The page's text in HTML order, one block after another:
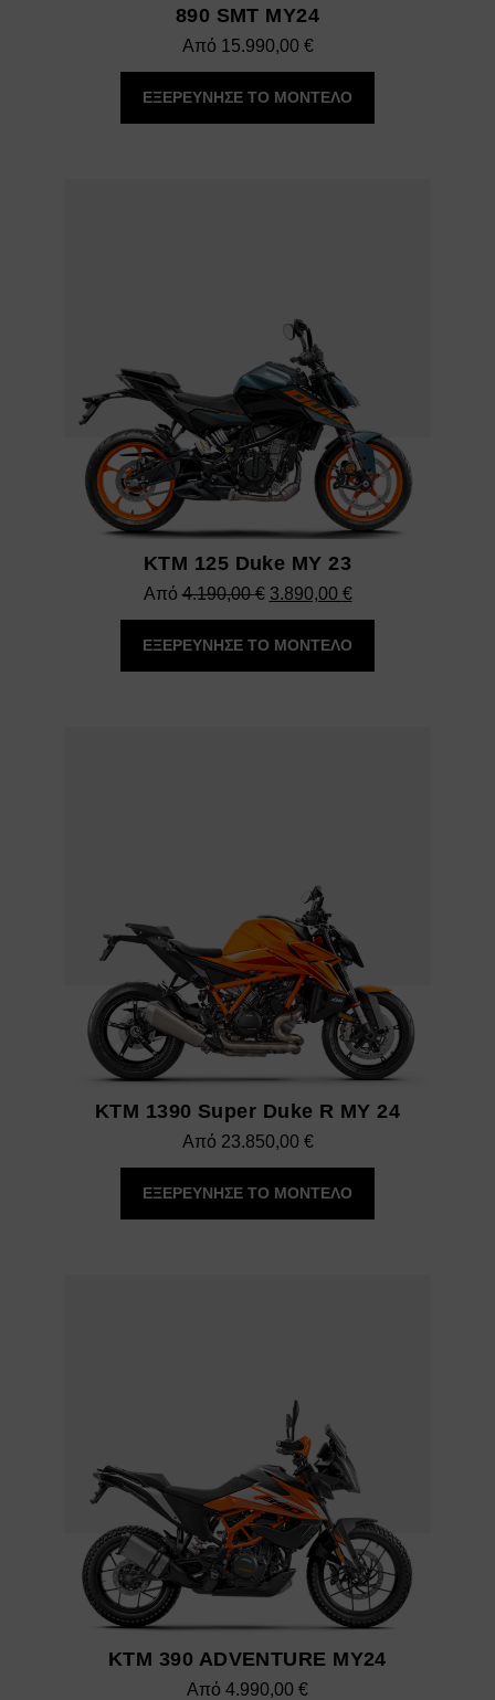
890 SMT MY24
Από 15.990,00 €
ΕΞΕΡΕΥΝΗΣΕ ΤΟ ΜΟΝΤΕΛΟ
KTM 125 Duke MY 23
Από4.190,00€ Original
price
was:
3.890,00 €Η
τρέχουσα
τιμή
ΕΞΕΡΕΥΝΗΣΕ ΤΟ ΜΟΝΤΕΛΟ
KTM 1390 Super Duke R MY 24
Από 23.850,00 €
ΕΞΕΡΕΥΝΗΣΕ ΤΟ ΜΟΝΤΕΛΟ
KTM 390 ADVENTURE MY24
Από 4.990,00 €